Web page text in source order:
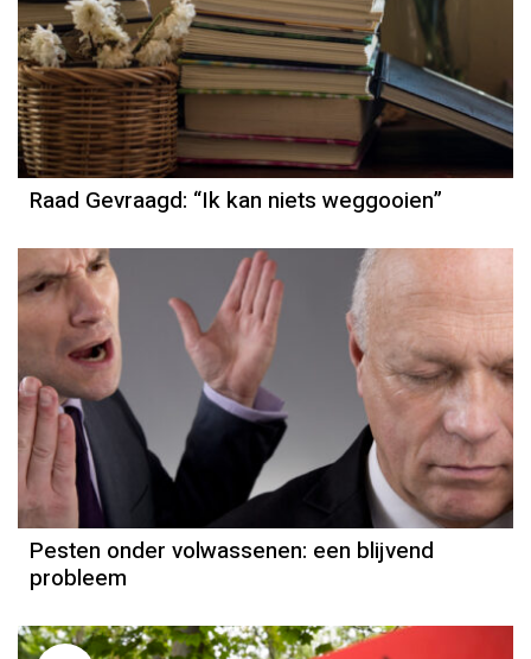
Raad Gevraagd: “Ik kan niets weggooien”
Pesten onder volwassenen: een blijvend
probleem